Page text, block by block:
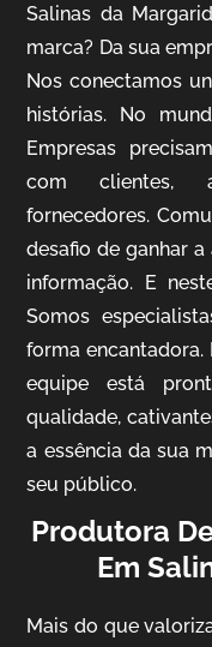
Salinas da
marca? Da sua
Nos conectamos
histórias. No
Empresas
com clientes,
fornecedores.
desafio de ganhar
informação. E
Somos
forma encantadora.
equipe está
qualidade,
a essência da sua
seu público.
Produtora
Em
Mais do que